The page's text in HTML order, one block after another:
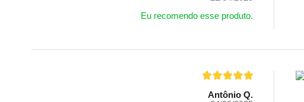
Eu recomendo esse produto.
Antônio Q.